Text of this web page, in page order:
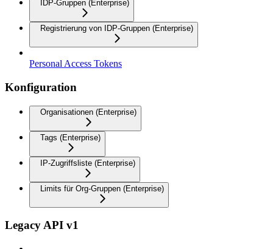
IDP-Gruppen (Enterprise)
Registrierung von IDP-Gruppen (Enterprise)
Personal Access Tokens
Konfiguration
Organisationen (Enterprise)
Tags (Enterprise)
IP-Zugriffsliste (Enterprise)
Limits für Org-Gruppen (Enterprise)
Legacy API v1